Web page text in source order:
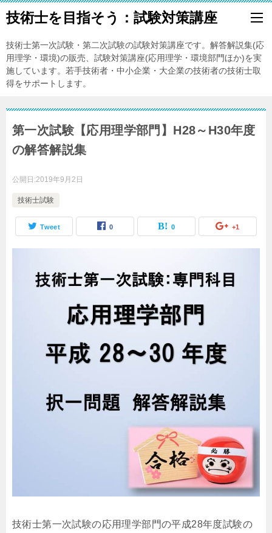
技術士を目指そう：試験対策講座
技術士第一次試験・第二次試験の試験対策講座です。解答解説集(応
用理学・環境)の販売、試験対策講座(応用理学・環境部門ほか)を実
施しています。若手技術者・中小企業・大企業の技術者の技術士取
得をサポートします。
第一次試験【応用理学部門】H28～H30年度
の解答解説集
公開日:2019年9月2日
技術士試験
Tweet 0 0 +1
技術士第一次試験の応用理学部門の平成28年度試験の